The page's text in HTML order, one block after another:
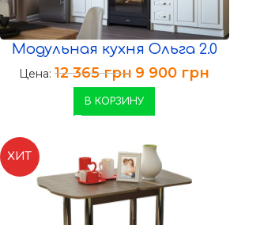
Модульная кухня Ольга 2.0
Цена:12 365грн 9 900 грн
В КОРЗИНУ
ХИТ